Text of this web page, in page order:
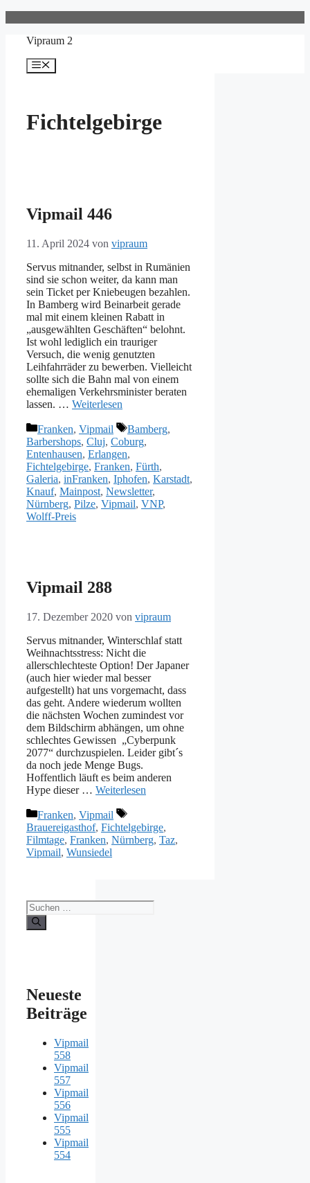
springenVipraum 2
Menü
Fichtelgebirge
Vipmail 446
11. April 2024 von vipraum
Servus mitnander, selbst in Rumänien
sind sie schon weiter, da kann man
sein Ticket per Kniebeugen bezahlen.
In Bamberg wird Beinarbeit gerade
mal mit einem kleinen Rabatt in
„ausgewählten Geschäften“ belohnt.
Ist wohl lediglich ein trauriger
Versuch, die wenig genutzten
Leihfahrräder zu bewerben. Vielleicht
sollte sich die Bahn mal von einem
ehemaligen Verkehrsminister beraten
lassen. … Weiterlesen
Kategorien
Franken, Vipmail Schlagwörter
Bamberg,
Barbershops, Cluj, Coburg,
Entenhausen, Erlangen,
Fichtelgebirge, Franken, Fürth,
Galeria, inFranken, Iphofen, Karstadt,
Knauf, Mainpost, Newsletter,
Nürnberg, Pilze, Vipmail, VNP,
Wolff-Preis
Vipmail 288
17. Dezember 2020 von vipraum
Servus mitnander, Winterschlaf statt
Weihnachtsstress: Nicht die
allerschlechteste Option! Der Japaner
(auch hier wieder mal besser
aufgestellt) hat uns vorgemacht, dass
das geht. Andere wiederum wollten
die nächsten Wochen zumindest vor
dem Bildschirm abhängen, um ohne
schlechtes Gewissen „Cyberpunk
2077“ durchzuspielen. Leider gibt´s
da noch jede Menge Bugs.
Hoffentlich läuft es beim anderen
Hype dieser … Weiterlesen
Kategorien
Franken, Vipmail
Schlagwörter
Brauereigasthof, Fichtelgebirge,
Filmtage, Franken, Nürnberg, Taz,
Vipmail, Wunsiedel
Suche
nach:
Neueste
Beiträge
Vipmail
558
Vipmail
557
Vipmail
556
Vipmail
555
Vipmail
554